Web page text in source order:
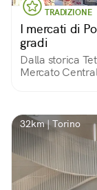
TRADIZIONE
I mercati di
gradi
Dalla storica
Mercato
32km | Torino